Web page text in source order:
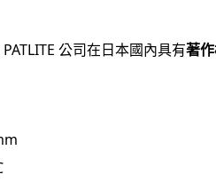
PATLITE 公司在日本國內具有著